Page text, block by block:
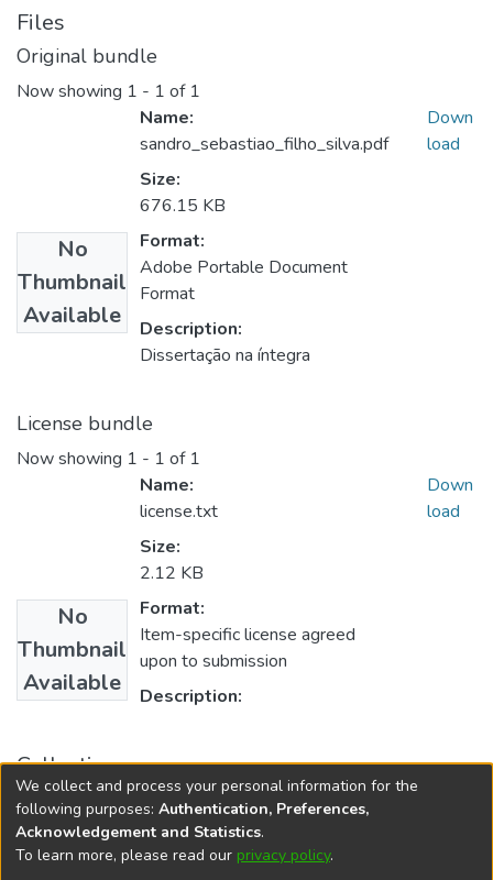
Files
Original bundle
Now showing 1 - 1 of 1
No
Thumbnail
Available
Name:
sandro_sebastiao_filho_silva.pdf
Size:
676.15 KB
Format:
Adobe Portable Document
Format
Description:
Dissertação na íntegra
Down
load
License bundle
Now showing 1 - 1 of 1
No
Thumbnail
Available
Name:
license.txt
Size:
2.12 KB
Format:
Item-specific license agreed
upon to submission
Description:
Down
load
Collections
Teologia
DSpace softwarecopyright © 2002-2026
We collect and process your personal information for the
following purposes: Authentication, Preferences,
Acknowledgement and Statistics.
To learn more, please read our privacy policy.